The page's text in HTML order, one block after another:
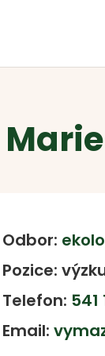
Odbor:
Pozice:
Telefon: 541
Email: